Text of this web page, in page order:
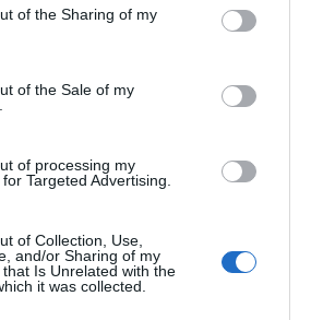
or usage behaviour. You may click to
to Google and its third-party tags to
specified purposes in below Google
of the Sharing of my
of the Sale of my
of processing my
Targeted Advertising.
of Collection, Use,
and/or Sharing of my
Is Unrelated with the
it was collected.
λίτρο